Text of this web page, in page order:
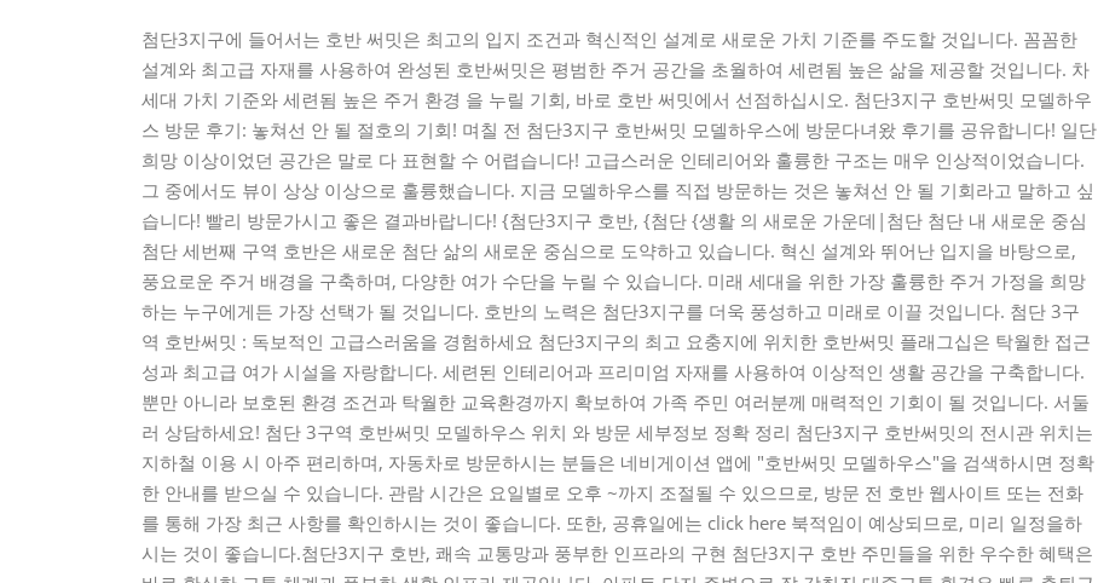
첨단3지구에 들어서는 호반 써밋은 최고의 입지 조건과 혁신적인 설계로 새로운 가치 기준를 주도할 것입니다. 꼼꼼한
설계와 최고급 자재를 사용하여 완성된 호반써밋은 평범한 주거 공간을 초월하여 세련됨 높은 삶을 제공할 것입니다. 차
세대 가치 기준와 세련됨 높은 주거 환경 을 누릴 기회, 바로 호반 써밋에서 선점하십시오. 첨단3지구 호반써밋 모델하우
스 방문 후기: 놓쳐선 안 될 절호의 기회! 며칠 전 첨단3지구 호반써밋 모델하우스에 방문다녀왔 후기를 공유합니다! 일단
희망 이상이었던 공간은 말로 다 표현할 수 어렵습니다! 고급스러운 인테리어와 훌륭한 구조는 매우 인상적이었습니다.
그 중에서도 뷰이 상상 이상으로 훌륭했습니다. 지금 모델하우스를 직접 방문하는 것은 놓쳐선 안 될 기회라고 말하고 싶
습니다! 빨리 방문가시고 좋은 결과바랍니다! {첨단3지구 호반, {첨단 {생활 의 새로운 가운데|첨단 첨단 내 새로운 중심
첨단 세번째 구역 호반은 새로운 첨단 삶의 새로운 중심으로 도약하고 있습니다. 혁신 설계와 뛰어난 입지을 바탕으로,
풍요로운 주거 배경을 구축하며, 다양한 여가 수단을 누릴 수 있습니다. 미래 세대을 위한 가장 훌륭한 주거 가정을 희망
하는 누구에게든 가장 선택가 될 것입니다. 호반의 노력은 첨단3지구를 더욱 풍성하고 미래로 이끌 것입니다. 첨단 3구
역 호반써밋 : 독보적인 고급스러움을 경험하세요 첨단3지구의 최고 요충지에 위치한 호반써밋 플래그십은 탁월한 접근
성과 최고급 여가 시설을 자랑합니다. 세련된 인테리어과 프리미엄 자재를 사용하여 이상적인 생활 공간을 구축합니다.
뿐만 아니라 보호된 환경 조건과 탁월한 교육환경까지 확보하여 가족 주민 여러분께 매력적인 기회이 될 것입니다. 서둘
러 상담하세요! 첨단 3구역 호반써밋 모델하우스 위치 와 방문 세부정보 정확 정리 첨단3지구 호반써밋의 전시관 위치는
지하철 이용 시 아주 편리하며, 자동차로 방문하시는 분들은 네비게이션 앱에 "호반써밋 모델하우스"을 검색하시면 정확
한 안내를 받으실 수 있습니다. 관람 시간은 요일별로 오후 ~까지 조절될 수 있으므로, 방문 전 호반 웹사이트 또는 전화
를 통해 가장 최근 사항를 확인하시는 것이 좋습니다. 또한, 공휴일에는 click here 북적임이 예상되므로, 미리 일정을하
시는 것이 좋습니다.첨단3지구 호반, 쾌속 교통망과 풍부한 인프라의 구현 첨단3지구 호반 주민들을 위한 우수한 혜택은